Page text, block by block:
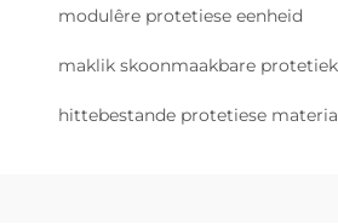
modulêre protetiese eenheid
maklik skoonmaakbare
hittebestande protetiese